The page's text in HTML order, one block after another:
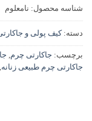
شناسه محصول: نامعلوم
دسته: کیف پولی و
برچسب: جاکارتی چرم,
جاکارتی چرم طبیعی زنانه,